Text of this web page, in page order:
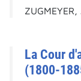
La Cour
(1800-